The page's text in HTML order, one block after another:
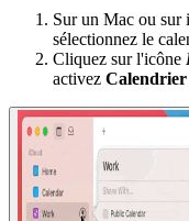
Sur un Mac ou
sélectionnez le
Cliquez sur l'icône
activez